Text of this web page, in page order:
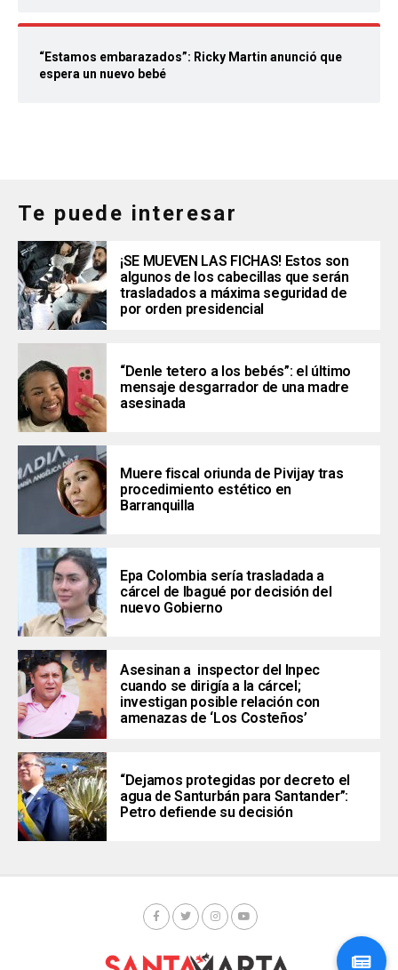
“Estamos embarazados”: Ricky Martin anunció que
espera un nuevo bebé
Te puede interesar
¡SE MUEVEN LAS FICHAS! Estos son
algunos de los cabecillas que serán
trasladados a máxima seguridad de
por orden presidencial
“Denle tetero a los bebés”: el último
mensaje desgarrador de una madre
asesinada
Muere fiscal oriunda de Pivijay tras
procedimiento estético en
Barranquilla
Epa Colombia sería trasladada a
cárcel de Ibagué por decisión del
nuevo Gobierno
Asesinan a inspector del Inpec
cuando se dirigía a la cárcel;
investigan posible relación con
amenazas de ‘Los Costeños’
“Dejamos protegidas por decreto el
agua de Santurbán para Santander”:
Petro defiende su decisión